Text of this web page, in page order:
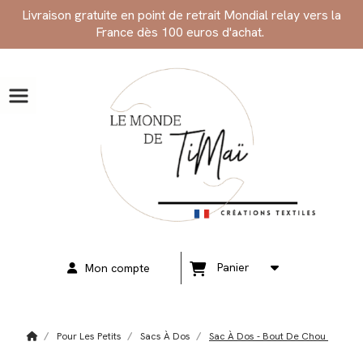
Livraison gratuite en point de retrait Mondial relay vers la
France dès 100 euros d'achat.
Mon compte Panier
Pour Les Petits Sacs À Dos Sac À Dos - Bout De Chou